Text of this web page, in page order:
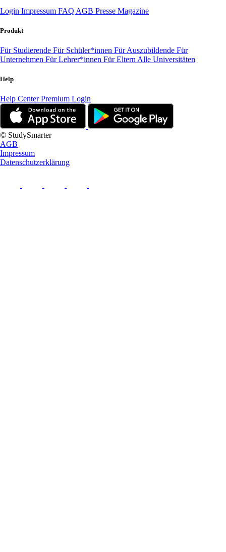
Login Impressum FAQ AGB Presse Magazine
Produkt
Für Studierende Für Schüler*innen Für Auszubildende Für
Unternehmen Für Lehrer*innen Für Eltern Alle Universitäten
Help
Help CenterPremium Login
© StudySmarter
AGB
Impressum
Datenschutzerklärung